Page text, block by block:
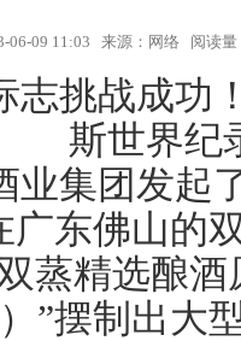
06-09 11:03 来源：网络 阅读
业集团发起
东佛山的
蒸精选酿
”摆制出大